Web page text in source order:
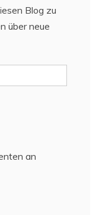
Blog zu
über neue
an